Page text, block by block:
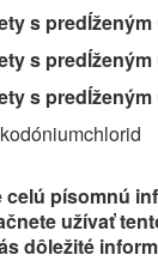
s
s
s
celú písomnú
užívať
dôležité